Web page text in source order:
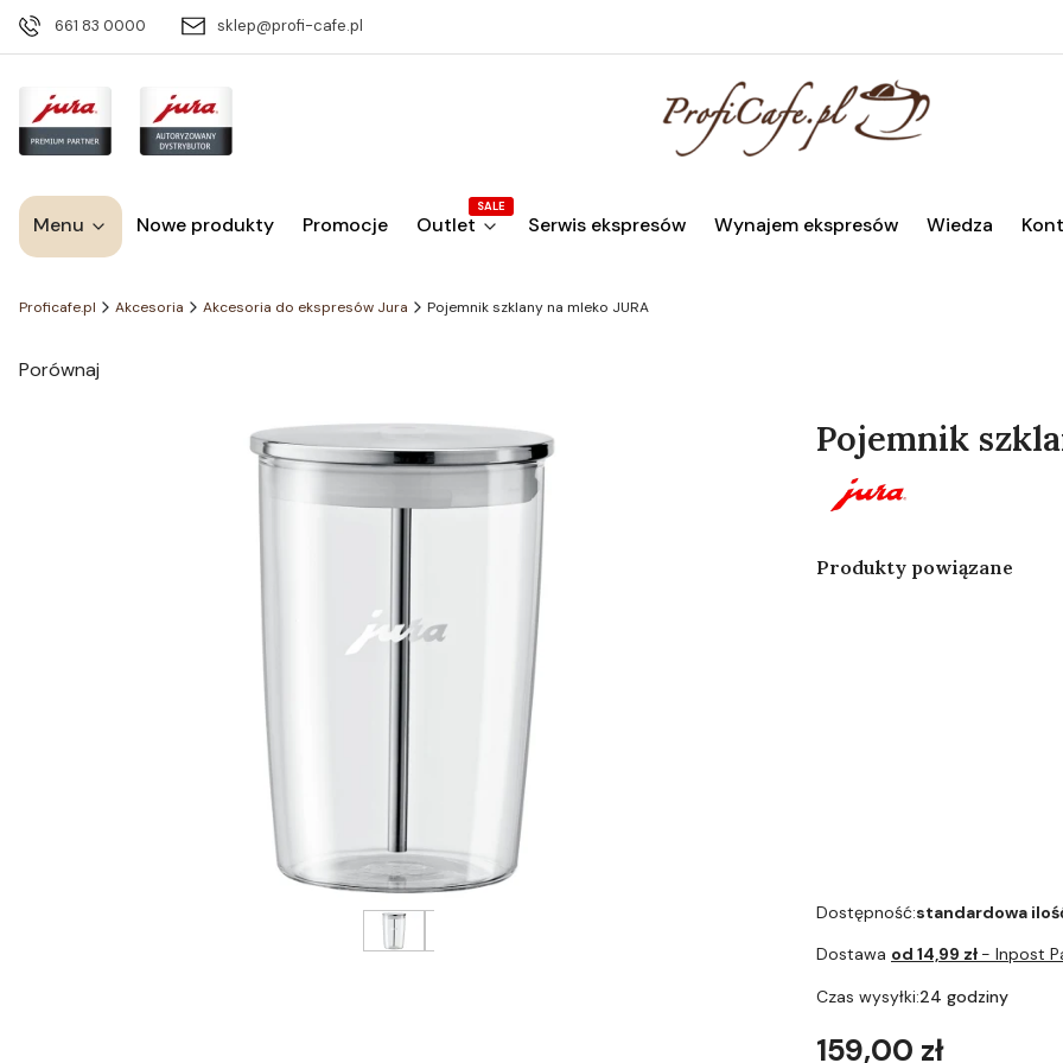
661 83 0000 sklep@profi-cafe.pl
Menu Nowe produkty Promocje Outlet
SALE
Serwis ekspresów Wynajem ekspresów Wiedza
Proficafe.pl Akcesoria Akcesoria do ekspresów Jura Pojemnik szklany na mleko JURA
Porównaj
Pojemnik
Produkty powiązane
Dostępność:standardowa
Dostawa od 14,99 zł - Inpost
Czas wysyłki:24 godziny
Cena
159,00 zł